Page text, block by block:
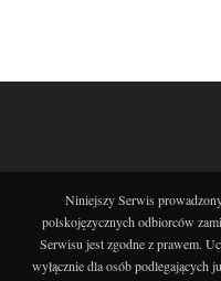
Niniejszy Serwis
polskojęzycznych odbiorców
Serwisu jest zgodne z prawem.
wyłącznie dla osób